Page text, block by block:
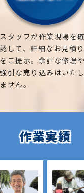
スタッフが作業現場を確
認して、詳細なお見積り
をご提示。余計な修理や
強引な売り込みはいたし
ません。
作業実績